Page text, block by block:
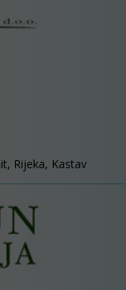
Rijeka, Kastav